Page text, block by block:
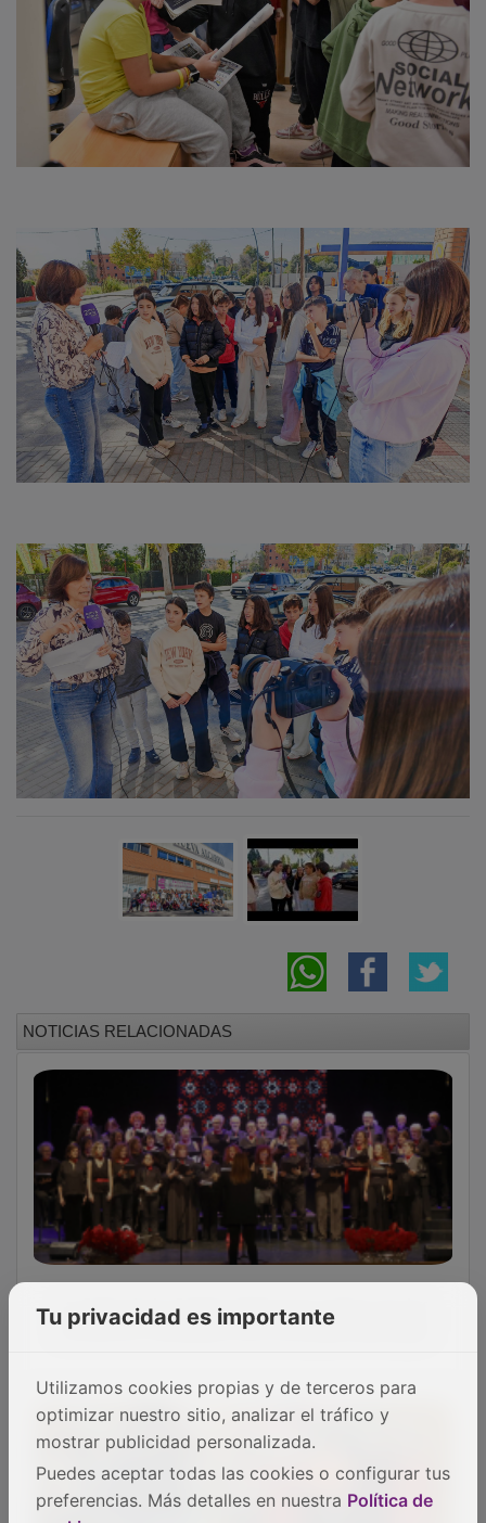
conciertos navideños de la Escuela Municipal
Tu privacidad es importante
Utilizamos cookies propias y de terceros para
optimizar nuestro sitio, analizar el tráfico y
mostrar publicidad personalizada.
Puedes aceptar todas las cookies o configurar tus
preferencias. Más detalles en nuestra Política de